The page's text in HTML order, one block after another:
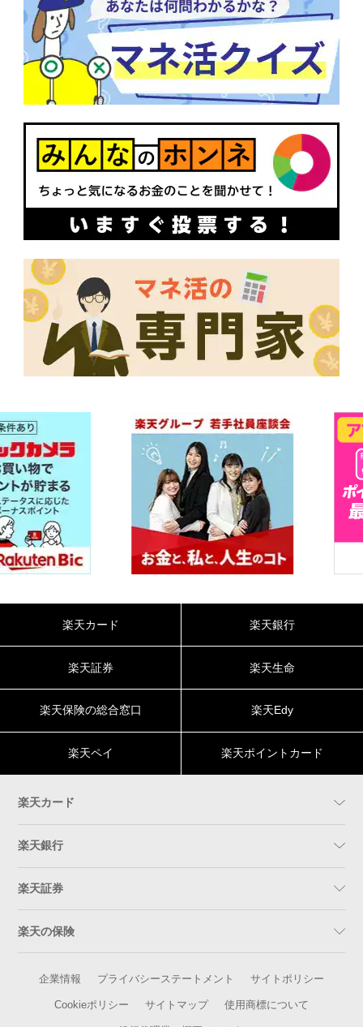
楽天カード 楽天銀行
楽天証券 楽天生命
楽天保険の総合窓口 楽天Edy
楽天ペイ 楽天ポイントカード
楽天カード
楽天銀行
楽天証券
楽天の保険
企業情報 プライバシーステートメント サイトポリシー
Cookieポリシー サイトマップ 使用商標について